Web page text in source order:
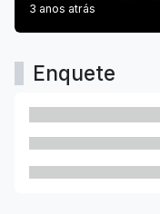
3 anos atrás
Enquete